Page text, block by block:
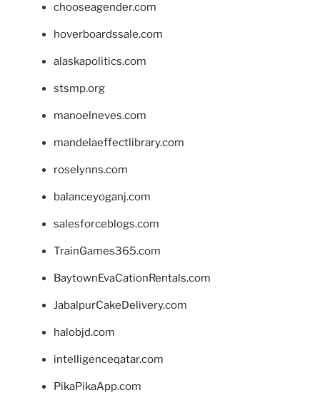
chooseagender.com
hoverboardssale.com
alaskapolitics.com
stsmp.org
manoelneves.com
mandelaeffectlibrary.com
roselynns.com
balanceyoganj.com
salesforceblogs.com
TrainGames365.com
BaytownEvaCationRentals.com
JabalpurCakeDelivery.com
halobjd.com
intelligenceqatar.com
PikaPikaApp.com